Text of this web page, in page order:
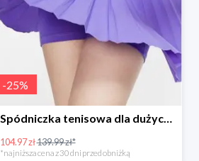
-25%
Spódniczka tenisowa dla dużych dzieci (dziewcząt)
104.97 zł139.99 zł*
*najniższa cena z 30 dni przed obniżką